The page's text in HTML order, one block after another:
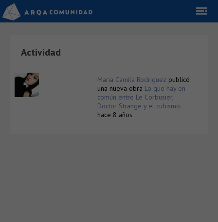
Actividad
Maria Camila Rodriguez publicó
una nueva obra Lo que hay en
común entre Le Corbusier,
Doctor Strange y el cubismo.
hace 8 años